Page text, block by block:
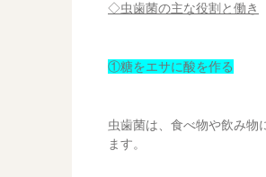
◇虫歯菌の主な役割と働き
①糖をエサに酸を作る
虫歯菌は、食べ物や飲み物
ます。